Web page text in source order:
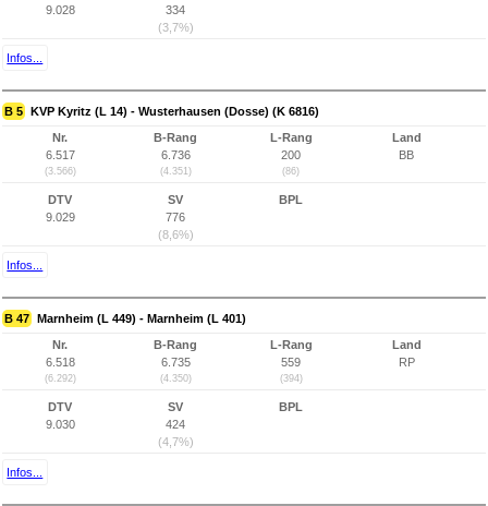
9.028
334
(3,7%)
Infos...
B 5 KVP Kyritz (L 14) - Wusterhausen (Dosse) (K 6816)
Nr.
6.517
(3.566)
B-Rang
6.736
(4.351)
L-Rang
200
(86)
Land
BB
DTV
9.029
SV
776
(8,6%)
BPL
Infos...
B 47 Marnheim (L 449) - Marnheim (L 401)
Nr.
6.518
(6.292)
B-Rang
6.735
(4.350)
L-Rang
559
(394)
Land
RP
DTV
9.030
SV
424
(4,7%)
BPL
Infos...